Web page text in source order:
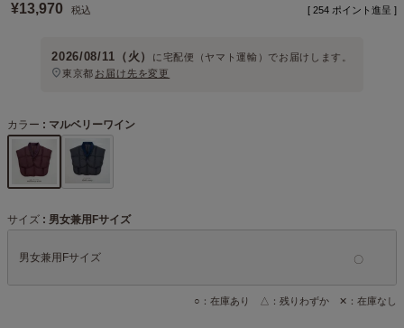
¥13,970 税込 [ 254 ポイント進呈 ]
2026/08/11（火） に 宅配便（ヤマト運輸） でお届けします。
東京都 お届け先を変更
サイズ 男女兼用Fサイズ
男女兼用Fサイズ
○：在庫あり △：残りわずか ✕：在庫なし
カラー マルベリーワイン